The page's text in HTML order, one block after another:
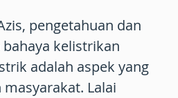
pengetahuan dan
kelistrikan
adalah aspek yang
Lalai